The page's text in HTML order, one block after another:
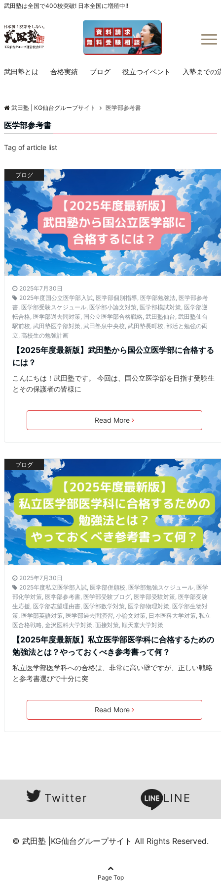
武田塾は全国で400校突破! 日本全国に増殖中!!
武田塾とは 合格実績 ブログ 役立つイベント 入塾までの
武田塾 | KG仙台グループサイト 医学部参考書
医学部参考書
Tag of article list
ブログ
2025年7月30日
2025年度国公立医学部入試, 医学部個別指導, 医学部勉強法, 医学部参考
書, 医学部受験スケジュール, 医学部小論文対策, 医学部模試対策, 医学部逆
転合格, 医学部過去問対策, 国公立医学部合格戦略, 武田塾仙台, 武田塾仙台
駅前校, 武田塾医学部対策, 武田塾泉中央校, 武田塾長町校, 部活と勉強の両
立, 高校生の勉強計画
【2025年度最新版】武田塾から国公立医学部に合格する
には？
こんにちは！武田塾です。 今回は、国公立医学部を目指す受験生
とその保護者の皆様に
Read More
ブログ
2025年7月30日
2025年度私立医学部入試 医学部併願校 医学部勉強スケジュール 医学
部化学対策 医学部参考書 医学部受験ブログ 医学部受験対策 医学部受験
生応援 医学部志望理由書 医学部数学対策 医学部物理対策 医学部生物対
策 医学部英語対策 医学部過去問演習 小論文対策 日本医科大学対策 私立
医合格戦略 金沢医科大学対策 面接対策 順天堂大学対策
【2025年度最新版】私立医学部医学科に合格するための
勉強法とは？やっておくべき参考書って何？
私立医学部医学科への合格は、非常に高い壁ですが、正しい戦略
と参考書選びで十分に突
Read More
Twitter LINE
© 武田塾 |KG仙台グループサイト All Rights Reserved.
Page Top